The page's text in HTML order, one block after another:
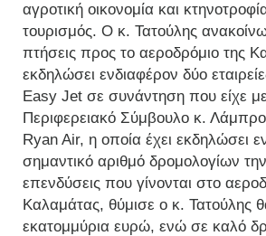
αγροτική οικονομία και
τουρισμός. Ο κ. Τατούλης
πτήσεις προς το αεροδρόμιο της
εκδηλώσει ενδιαφέρον δύο
Easy Jet σε συνάντηση που είχε
Περιφερειακό Σύμβουλο κ.
Ryan Air, η οποία έχει εκδηλώσει
σημαντικό αριθμό δρομολογίων
επενδύσεις που γίνονται στο
Καλαμάτας, θύμισε ο κ. Τατούλης
εκατομμύρια ευρώ, ενώ σε καλό